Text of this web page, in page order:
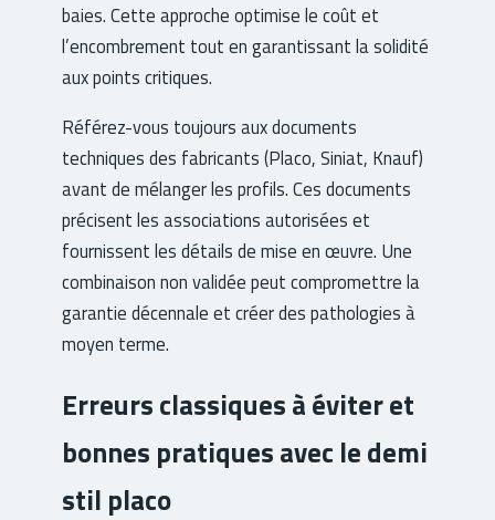
baies. Cette approche optimise le coût et
l’encombrement tout en garantissant la solidité
aux points critiques.
Référez-vous toujours aux documents
techniques des fabricants (Placo, Siniat, Knauf)
avant de mélanger les profils. Ces documents
précisent les associations autorisées et
fournissent les détails de mise en œuvre. Une
combinaison non validée peut compromettre la
garantie décennale et créer des pathologies à
moyen terme.
Erreurs classiques à éviter et
bonnes pratiques avec le demi
stil placo